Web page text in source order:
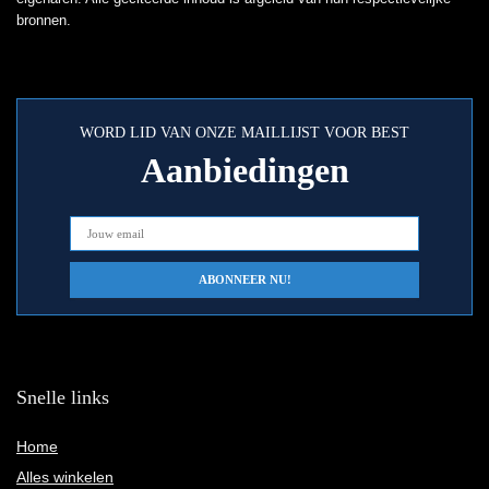
bronnen.
WORD LID VAN ONZE MAILLIJST VOOR BEST
Aanbiedingen
Snelle links
Home
Alles winkelen